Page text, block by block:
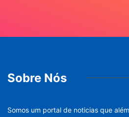
Sobre Nós
Somos um portal de noticias que